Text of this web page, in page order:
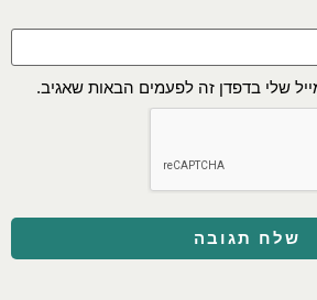
שלי בדפדן זה לפעמים הבאות שאגיב.